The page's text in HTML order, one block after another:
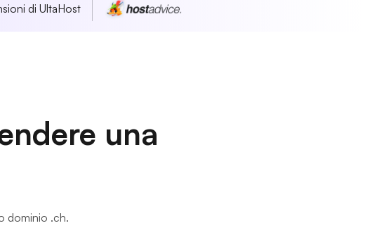
di UltaHost
una
dominio .ch.